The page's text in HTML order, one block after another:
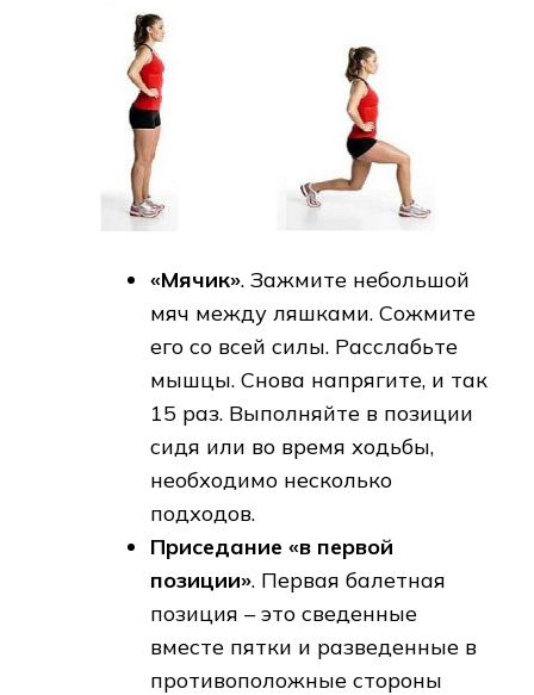
«Мячик». Зажмите небольшой
мяч между ляшками. Сожмите
его со всей силы. Расслабьте
мышцы. Снова напрягите, и так
15 раз. Выполняйте в позиции
сидя или во время ходьбы,
необходимо несколько
подходов.
Приседание «в первой
позиции». Первая балетная
позиция – это сведенные
вместе пятки и разведенные в
противоположные стороны